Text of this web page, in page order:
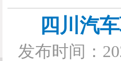
四川汽
发布时间：